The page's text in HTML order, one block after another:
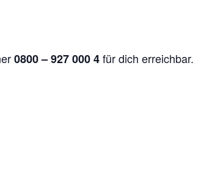
0800 – 927 000 4für dich erreichbar.